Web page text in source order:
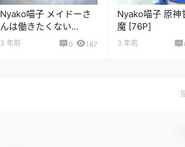
Nyako喵子 メイドーさ
んは働きたくない
[128P]
3 年前 0 187
Nyako喵子 原神
魔 [76P]
3 年前